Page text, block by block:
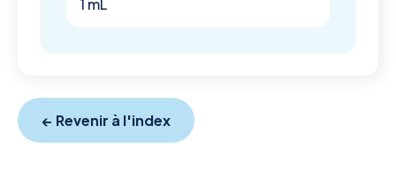
1 mL
← Revenir à l'index